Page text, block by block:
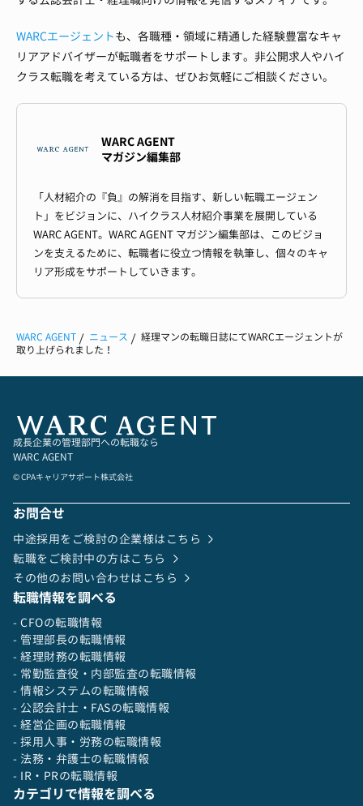
WARCエージェントも、各職種・領域に精通した経験豊富なキャ
リアアドバイザーが転職者をサポートします。非公開求人やハイ
クラス転職を考えている方は、ぜひお気軽にご相談ください。
WARC AGENT
マガジン編集部
「人材紹介の『負』の解消を目指す、新しい転職エージェン
ト」をビジョンに、ハイクラス人材紹介事業を展開している
WARC AGENT。WARC AGENT マガジン編集部は、このビジョ
ンを支えるために、転職者に役立つ情報を執筆し、個々のキャ
リア形成をサポートしていきます。
WARC AGENT ニュース
経理マンの転職日誌にてWARCエージェントが
取り上げられました！
成長企業の管理部門への転職なら
WARC AGENT
© CPAキャリアサポート株式会社
お問合せ
中途採用をご検討の企業様はこちら
転職をご検討中の方はこちら
その他のお問い合わせはこちら
転職情報を調べる
- CFOの転職情報
- 管理部長の転職情報
- 経理財務の転職情報
- 常勤監査役・内部監査の転職情報
- 情報システムの転職情報
- 公認会計士・FASの転職情報
- 経営企画の転職情報
- 採用人事・労務の転職情報
- 法務・弁護士の転職情報
- IR・PRの転職情報
カテゴリで情報を調べる